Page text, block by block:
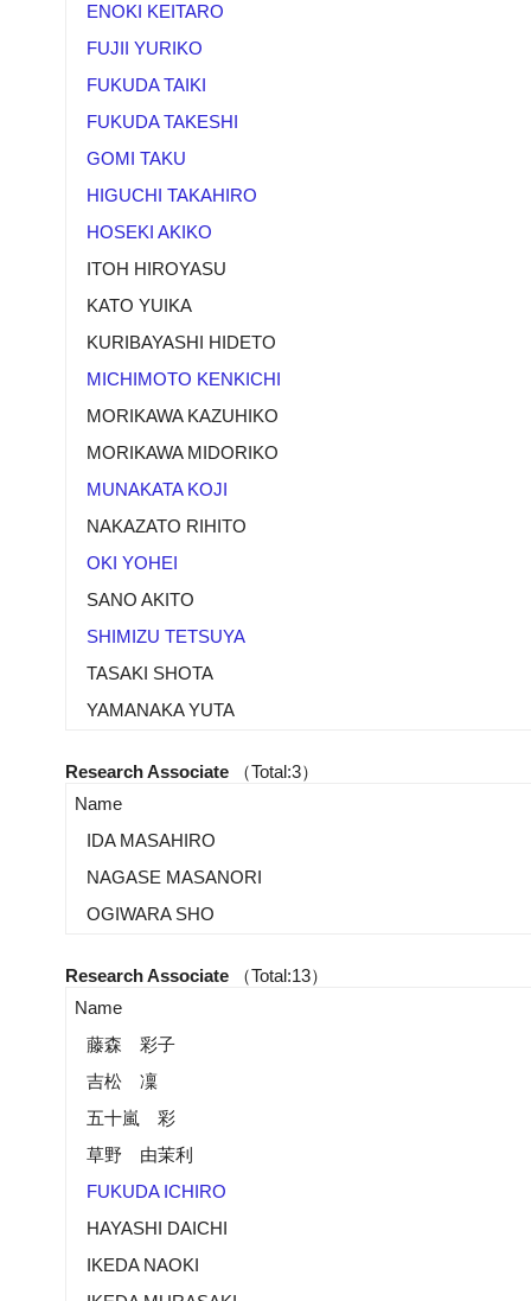
ENOKI KEITARO
FUJII YURIKO
FUKUDA TAIKI
FUKUDA TAKESHI
GOMI TAKU
HIGUCHI TAKAHIRO
HOSEKI AKIKO
ITOH HIROYASU
KATO YUIKA
KURIBAYASHI HIDETO
MICHIMOTO KENKICHI
MORIKAWA KAZUHIKO
MORIKAWA MIDORIKO
MUNAKATA KOJI
NAKAZATO RIHITO
OKI YOHEI
SANO AKITO
SHIMIZU TETSUYA
TASAKI SHOTA
YAMANAKA YUTA
Research Associate
（Total:3）
Name
IDA MASAHIRO
NAGASE MASANORI
OGIWARA SHO
Research Associate
（Total:13）
Name
藤森 彩子
吉松 凜
五十嵐 彩
草野 由茉利
FUKUDA ICHIRO
HAYASHI DAICHI
IKEDA NAOKI